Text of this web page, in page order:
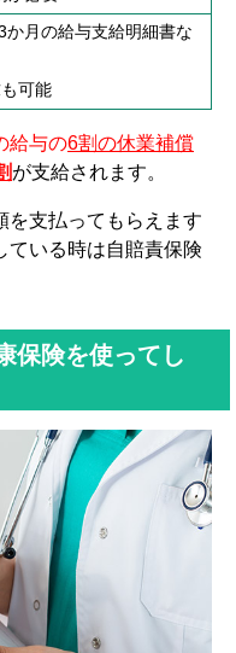
か月の給与支給明細書な
可能
給与の6割の休業補償
が支給されます。
を支払ってもらえます
ている時は自賠責保険
保険を使ってし